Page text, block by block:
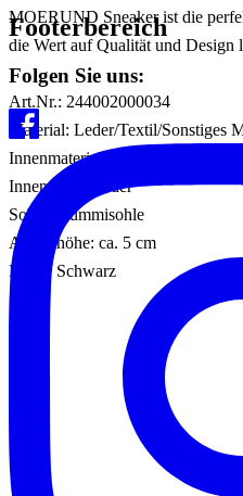
MOERUND Sneaker ist die
die Wert auf Qualität und Design
Art.Nr.: 244002000034
Material: Leder/Textil/Sonstiges
Innenmaterial: Leder
Innensohle: Leder
Sohle: Gummisohle
Absatzhöhe: ca. 5 cm
Farbe: Schwarz
Footerbereich
Folgen Sie uns: